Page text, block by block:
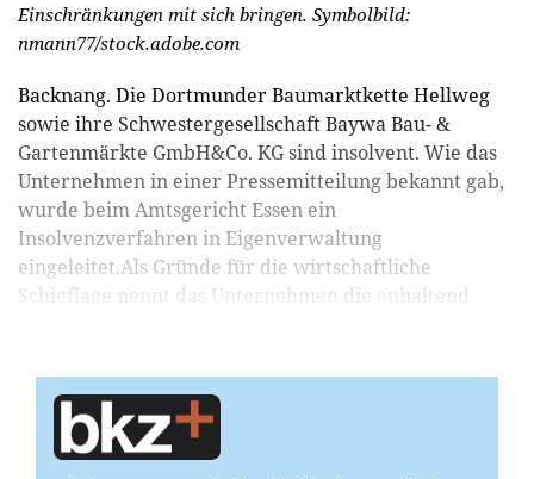
Einschränkungen mit sich bringen. Symbolbild:
nmann77/stock.adobe.com
Backnang. Die Dortmunder Baumarktkette Hellweg
sowie ihre Schwestergesellschaft Baywa Bau- &
Gartenmärkte GmbH&Co. KG sind insolvent. Wie das
Unternehmen in einer Pressemitteilung bekannt gab,
wurde beim Amtsgericht Essen ein
Insolvenzverfahren in Eigenverwaltung
eingeleitet.Als Gründe für die wirtschaftliche
Schieflage nennt das Unternehmen die anhaltend